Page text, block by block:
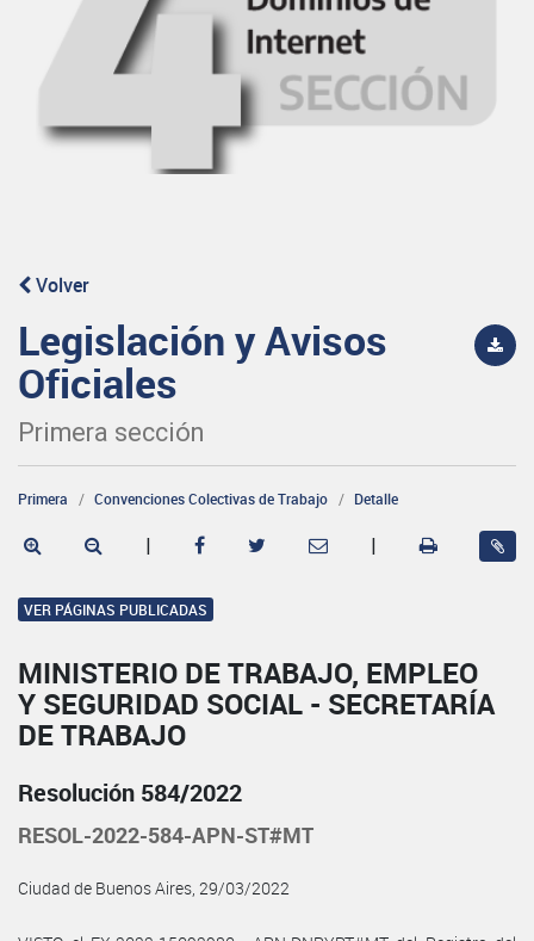
Volver
Legislación y Avisos
Oficiales
Primera sección
Primera Convenciones Colectivas de Trabajo Detalle
| |
VER PÁGINAS PUBLICADAS
MINISTERIO DE TRABAJO, EMPLEO
Y SEGURIDAD SOCIAL - SECRETARÍA
DE TRABAJO
Resolución 584/2022
RESOL-2022-584-APN-ST#MT
Ciudad de Buenos Aires, 29/03/2022